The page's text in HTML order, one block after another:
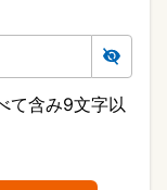
て含み9文字以